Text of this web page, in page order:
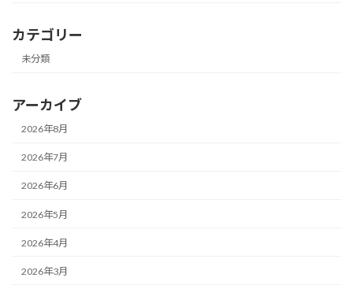
カテゴリー
未分類
アーカイブ
2026年8月
2026年7月
2026年6月
2026年5月
2026年4月
2026年3月